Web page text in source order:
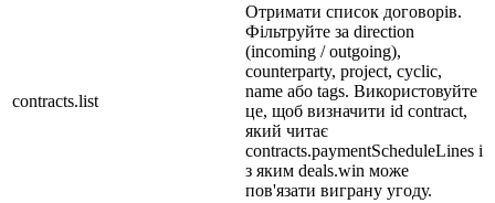
contracts.list
Отримати список договорів.
Фільтруйте за direction
(incoming / outgoing),
counterparty, project, cyclic,
name або tags. Використовуйте
це, щоб визначити id contract,
який читає
contracts.paymentScheduleLines і
з яким deals.win може
пов'язати виграну угоду.